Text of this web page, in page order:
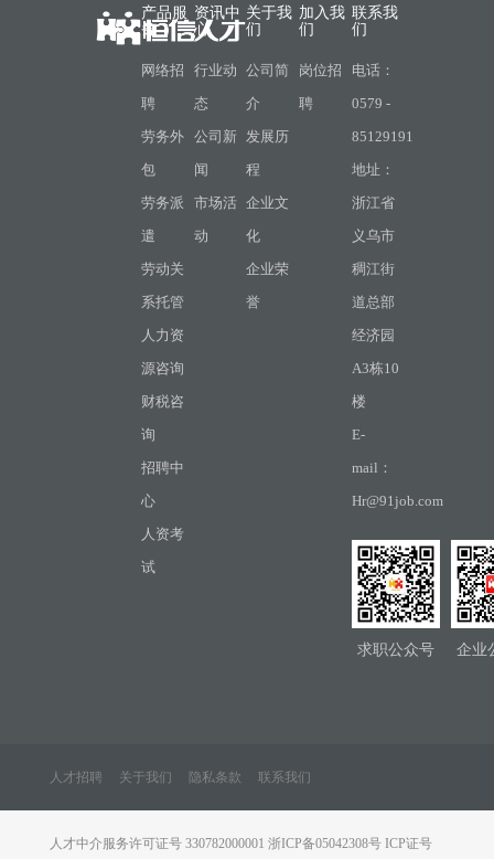
产品服
务
网络招
聘
劳务外
包
劳务派
遣
劳动关
系托管
人力资
源咨询
财税咨
询
招聘中
心
人资考
试
资讯中
心
行业动
态
公司新
闻
市场活
动
关于我
们
公司简
介
发展历
程
企业文
化
企业荣
誉
加入我
们
岗位招
聘
联系我
们
电话：
0579 -
85129191
地址：
浙江省
义乌市
稠江街
道总部
经济园
A3栋10
楼
E-
mail：
Hr@91job.com
求职公众号 企业
人才招聘 关于我们 隐私条款 联系我们
人才中介服务许可证号 330782000001 浙ICP备05042308号 ICP证号